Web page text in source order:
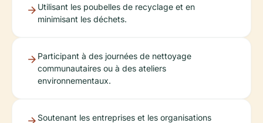
Utilisant les poubelles de recyclage et en
minimisant les déchets.
Participant à des journées de nettoyage
communautaires ou à des ateliers
environnementaux.
Soutenant les entreprises et les organisations